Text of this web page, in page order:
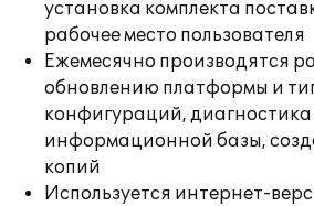
установка комплекта
рабочее место пользователя
Ежемесячно производятся
обновлению платформы и
конфигураций, диагностика
информационной базы,
копий
Используется интернет-